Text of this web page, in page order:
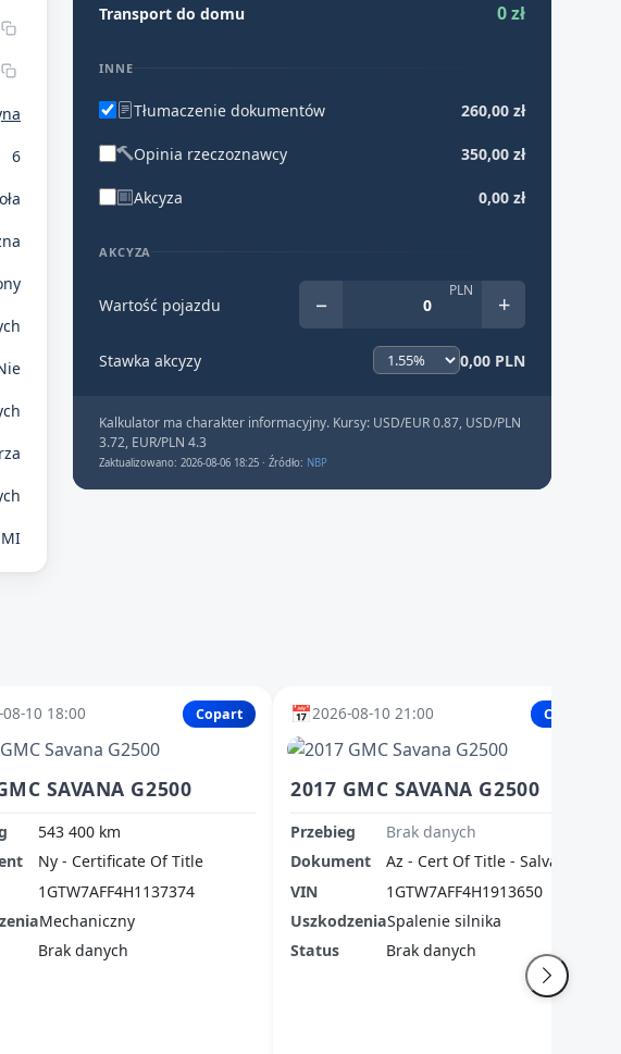
6
MI
Transport do domu 0 zł
INNE
Tłumaczenie dokumentów 260,00 zł
Opinia rzeczoznawcy 350,00 zł
Akcyza 0,00 zł
AKCYZA
Wartość pojazdu − PLN +
Stawka akcyzy 0,00 PLN
Kalkulator ma charakter informacyjny. Kursy: USD/EUR 0.87, USD/PLN
3.72, EUR/PLN 4.3
Zaktualizowano: 2026-08-06 18:25 · Źródło: NBP
10 18:00 Copart
SAVANA G2500
543 400 km
Ny - Certificate Of Title
1GTW7AFF4H1137374
Mechaniczny
Brak danych
📅2026-08-10 21:00 Copart
2017 GMC SAVANA G2500
Przebieg
Brak danych
Dokument
Az - Cert Of Title - Salvage
VIN
1GTW7AFF4H1913650
UszkodzeniaSpalenie silnika
Status
Brak danych